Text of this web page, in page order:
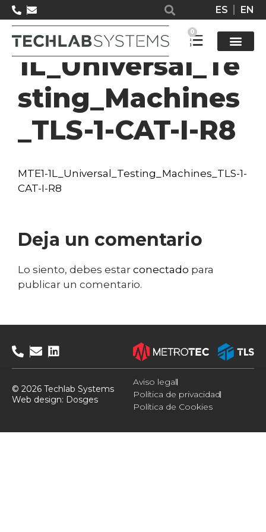
ES EN
0
MTE1-
1L_Universal_Te
sting_Machines
_TLS-1-CAT-I-R8
MTE1-1L_Universal_Testing_Machines_TLS-1-
CAT-I-R8
Deja un comentario
Lo siento, debes estar conectado para
publicar un comentario.
© 2026 Techlab Systems
Web design: Dosges
Aviso legal
Política de privacidad
Política de Cookies